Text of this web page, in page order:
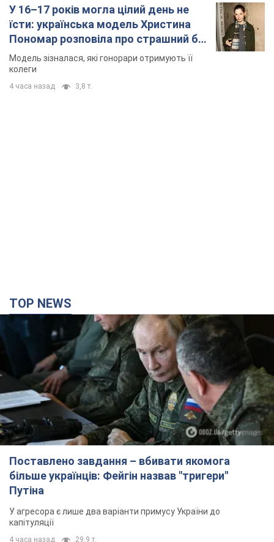
У 16–17 років могла цілий день не
їсти: українська модель Христина
Пономар розповіла про страшний бік
модельної кар’єри
Модель зізналася, які гонорари отримують її
колеги
4 часа назад 3,8 т.
TOP NEWS
Поставлено завдання – вбивати якомога
більше українців: Фейгін назвав "тригери"
Путіна
У агресора є лише два варіанти примусу України до
капітуляції
4 часа назад 29,9 т.